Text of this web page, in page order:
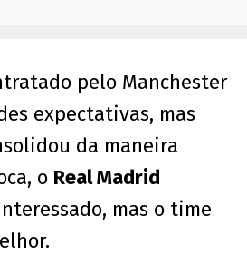
pelo Manchester
expectativas, mas
da maneira
o Real Madrid
mas o time